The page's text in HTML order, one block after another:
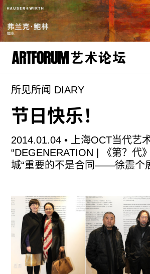
artguide
新闻
展评
杂志
专栏
ENGLISH
ART & EDUCATION
广告
订阅
往期内容
所见所闻 DIARY
节日快乐！
2014.01.04 •
上海OCT当代艺
“DEGENERATION | 《第？代
城“重要的不是合同——徐震个